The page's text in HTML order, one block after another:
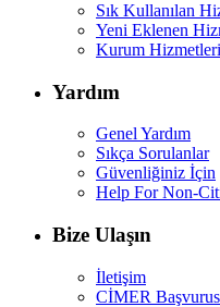
Sık Kullanılan
Yeni Eklenen
Kurum Hizmetleri
Yardım
Genel Yardım
Sıkça Sorulanlar
Güvenliğiniz İçin
Help For Non-
Bize Ulaşın
İletişim
CİMER